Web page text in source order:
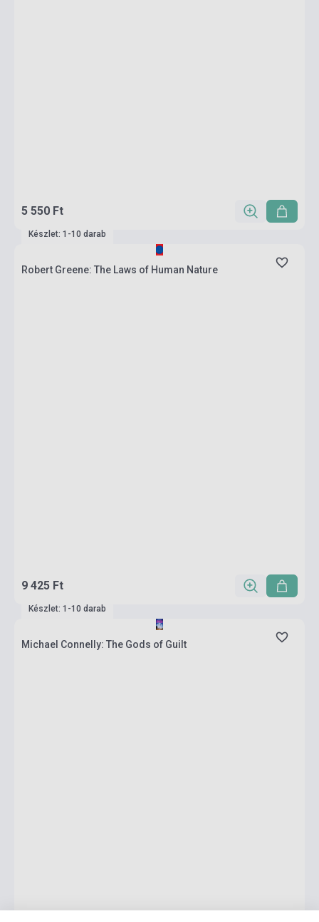
5 550 Ft
Készlet: 1-10 darab
Robert Greene: The Laws of Human Nature
9 425 Ft
Készlet: 1-10 darab
Michael Connelly: The Gods of Guilt